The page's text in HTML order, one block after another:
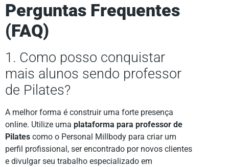
Perguntas Frequentes
(FAQ)
1. Como posso conquistar
mais alunos sendo professor
de Pilates?
A melhor forma é construir uma forte presença
online. Utilize uma plataforma para professor de
Pilates como o Personal Millbody para criar um
perfil profissional, ser encontrado por novos clientes
e divulgar seu trabalho especializado em